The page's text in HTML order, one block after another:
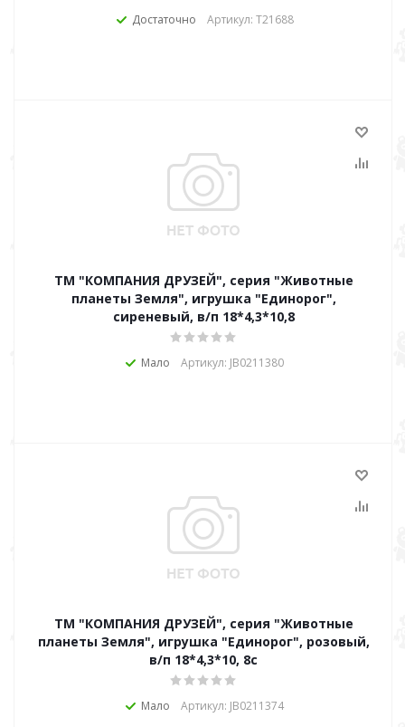
Достаточно Артикул: Т21688
ТМ "КОМПАНИЯ ДРУЗЕЙ", серия "Животные
планеты Земля", игрушка "Единорог",
сиреневый, в/п 18*4,3*10,8
Мало Артикул: JB0211380
ТМ "КОМПАНИЯ ДРУЗЕЙ", серия "Животные
планеты Земля", игрушка "Единорог", розовый,
в/п 18*4,3*10, 8с
Мало Артикул: JB0211374